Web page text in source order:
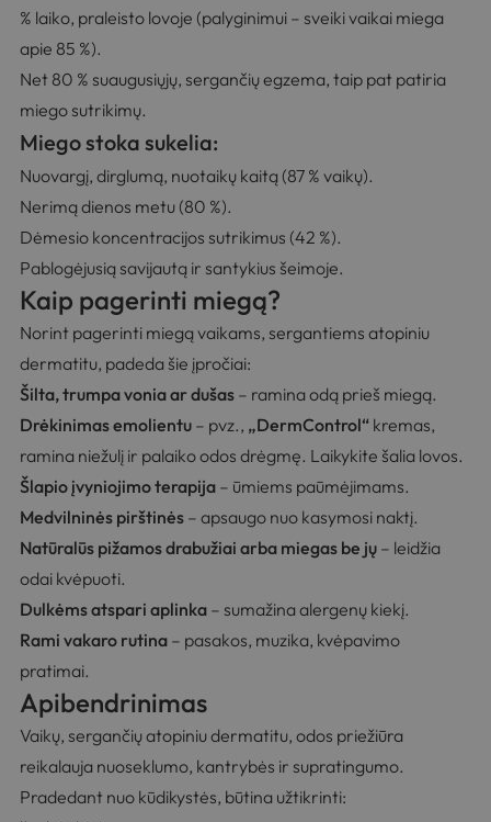
% laiko, praleisto lovoje (palyginimui – sveiki vaikai miega
apie 85 %).
Net 80 % suaugusiųjų, sergančių egzema, taip pat patiria
miego sutrikimų.
Miego stoka sukelia:
Nuovargį, dirglumą, nuotaikų kaitą (87 % vaikų).
Nerimą dienos metu (80 %).
Dėmesio koncentracijos sutrikimus (42 %).
Pablogėjusią savijautą ir santykius šeimoje.
Kaip pagerinti miegą?
Norint pagerinti miegą vaikams, sergantiems atopiniu
dermatitu, padeda šie įpročiai:
Šilta, trumpa vonia ar dušas– ramina odą prieš miegą.
Drėkinimas emolientu– pvz., „DermControl“kremas,
ramina niežulį ir palaiko odos drėgmę. Laikykite šalia lovos.
Šlapio įvyniojimo terapija– ūmiems paūmėjimams.
Medvilninės pirštinės– apsaugo nuo kasymosi naktį.
Natūralūs pižamos drabužiai arba miegas be jų– leidžia
odai kvėpuoti.
Dulkėms atspari aplinka– sumažina alergenų kiekį.
Rami vakaro rutina– pasakos, muzika, kvėpavimo
pratimai.
Apibendrinimas
Vaikų, sergančių atopiniu dermatitu, odos priežiūra
reikalauja nuoseklumo, kantrybės ir supratingumo.
Pradedant nuo kūdikystės, būtina užtikrinti: